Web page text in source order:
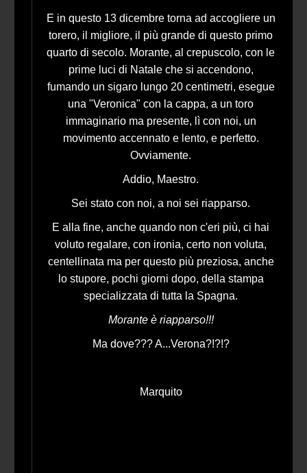
E in questo 13 dicembre torna ad accogliere un
torero, il migliore, il più grande di questo primo
quarto di secolo. Morante, al crepuscolo, con le
prime luci di Natale che si accendono,
fumando un sigaro lungo 20 centimetri, esegue
una "Veronica" con la cappa, a un toro
immaginario ma presente, lì con noi, un
movimento accennato e lento, e perfetto.
Ovviamente.
Addio, Maestro.
Sei stato con noi, a noi sei riapparso.
E alla fine, anche quando non c'eri più, ci hai
voluto regalare, con ironia, certo non voluta,
centellinata ma per questo più preziosa, anche
lo stupore, pochi giorni dopo, della stampa
specializzata di tutta la Spagna.
Morante è riapparso!!!
Ma dove??? A...Verona?!?!?
Marquito